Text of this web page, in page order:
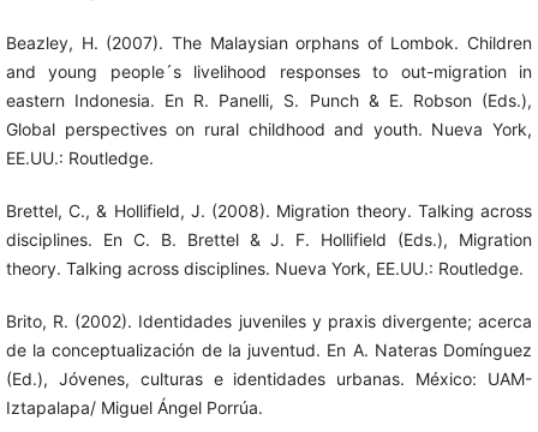
Beazley, H. (2007). The Malaysian orphans of Lombok. Children
and young people´s livelihood responses to out-migration in
eastern Indonesia. En R. Panelli, S. Punch & E. Robson (Eds.),
Global perspectives on rural childhood and youth. Nueva York,
EE.UU.: Routledge.
Brettel, C., & Hollifield, J. (2008). Migration theory. Talking across
disciplines. En C. B. Brettel & J. F. Hollifield (Eds.), Migration
theory. Talking across disciplines. Nueva York, EE.UU.: Routledge.
Brito, R. (2002). Identidades juveniles y praxis divergente; acerca
de la conceptualización de la juventud. En A. Nateras Domínguez
(Ed.), Jóvenes, culturas e identidades urbanas. México: UAM-
Iztapalapa/ Miguel Ángel Porrúa.